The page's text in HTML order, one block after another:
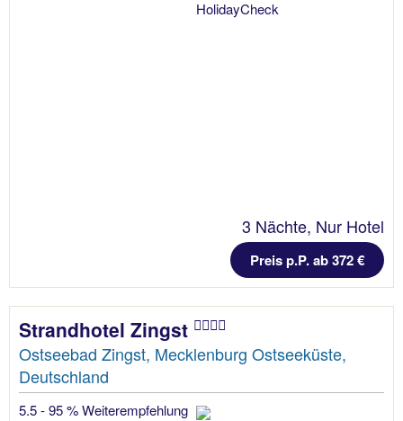
3 Nächte, Nur Hotel
Preis p.P. ab 372 €
Strandhotel Zingst
Ostseebad Zingst, Mecklenburg Ostseeküste,
Deutschland
5.5 - 95 % Weiterempfehlung